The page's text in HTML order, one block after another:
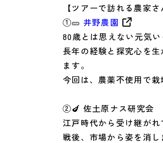
【ツアーで訪れる農家さ
①🥒 井野農園
80歳とは思えない元気
長年の経験と探究心を
ます。
今回は、農薬不使用で
②🍆 佐土原ナス研究会
江戸時代から受け継がれ
戦後、市場から姿を消